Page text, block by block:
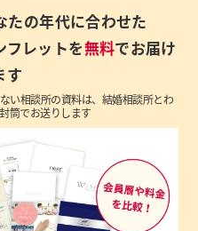
たの年代に合わせた
フレットを無料でお届け
す
い相談所の資料は、結婚相談所とわ
筒でお送りします